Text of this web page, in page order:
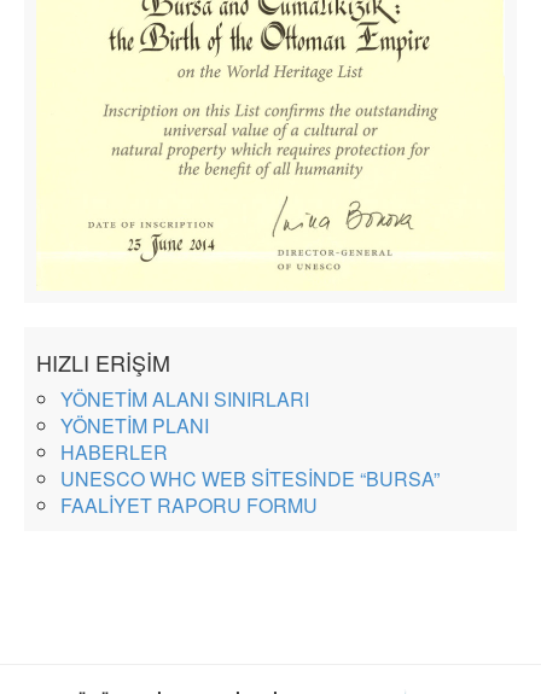
HIZLI ERİŞİM
YÖNETİM ALANI SINIRLARI
YÖNETİM PLANI
HABERLER
UNESCO WHC WEB SİTESİNDE “BURSA”
FAALİYET RAPORU FORMU